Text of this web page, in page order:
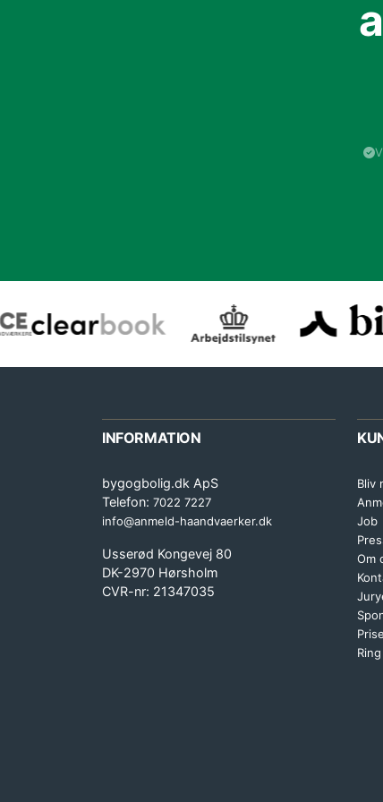
INFORMATION
bygogbolig.dk ApS
Telefon: 7022 7227
info@anmeld-haandvaerker.dk
Usserød Kongevej 80
DK-2970 Hørsholm
CVR-nr: 21347035
Bliv
Job
Om